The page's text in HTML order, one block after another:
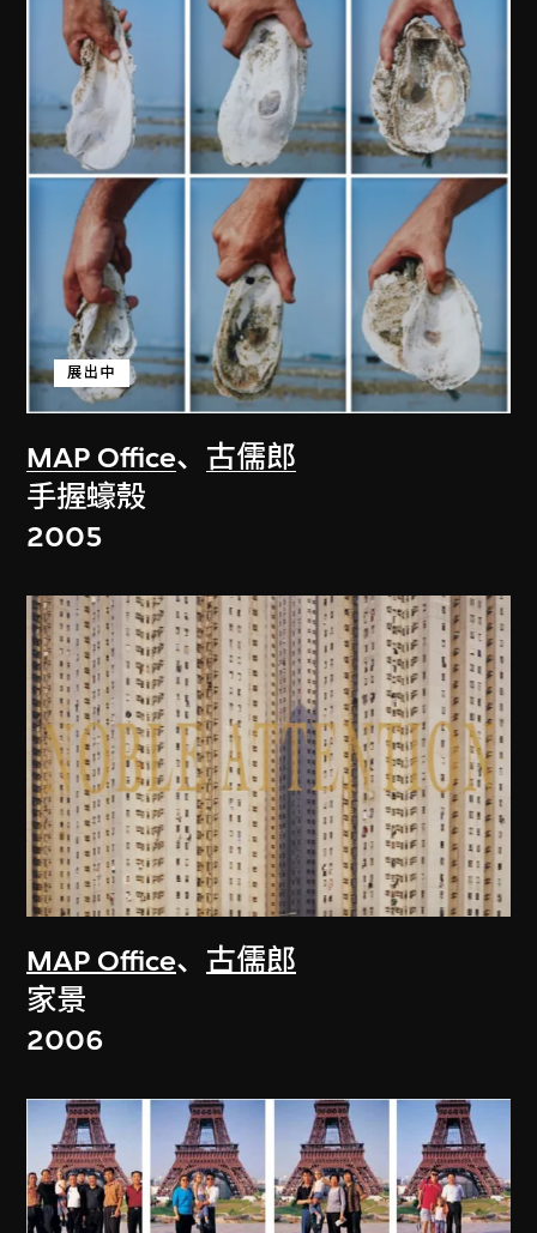
MAP Office、 古儒郎
展出中
手握蠔殼
2005
MAP Office、 古儒郎
家景
2006